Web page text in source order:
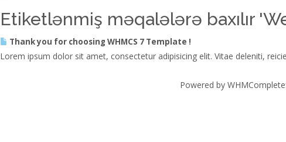
Etiketlənmiş məqalələrə baxılır
Thank you for choosing WHMCS 7 Template !
Lorem ipsum dolor sit amet, consectetur adipisicing elit. Vitae deleniti,
Powered by